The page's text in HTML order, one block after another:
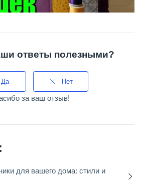
ответы полезными?
Да Нет
за ваш отзыв!
для вашего дома: стили и